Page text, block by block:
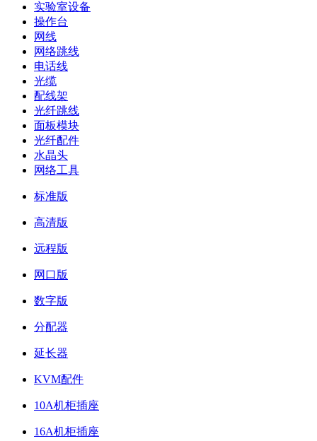
实验室设备
操作台
网线
网络跳线
电话线
光缆
配线架
光纤跳线
面板模块
光纤配件
水晶头
网络工具
标准版
高清版
远程版
网口版
数字版
分配器
延长器
KVM配件
10A机柜插座
16A机柜插座